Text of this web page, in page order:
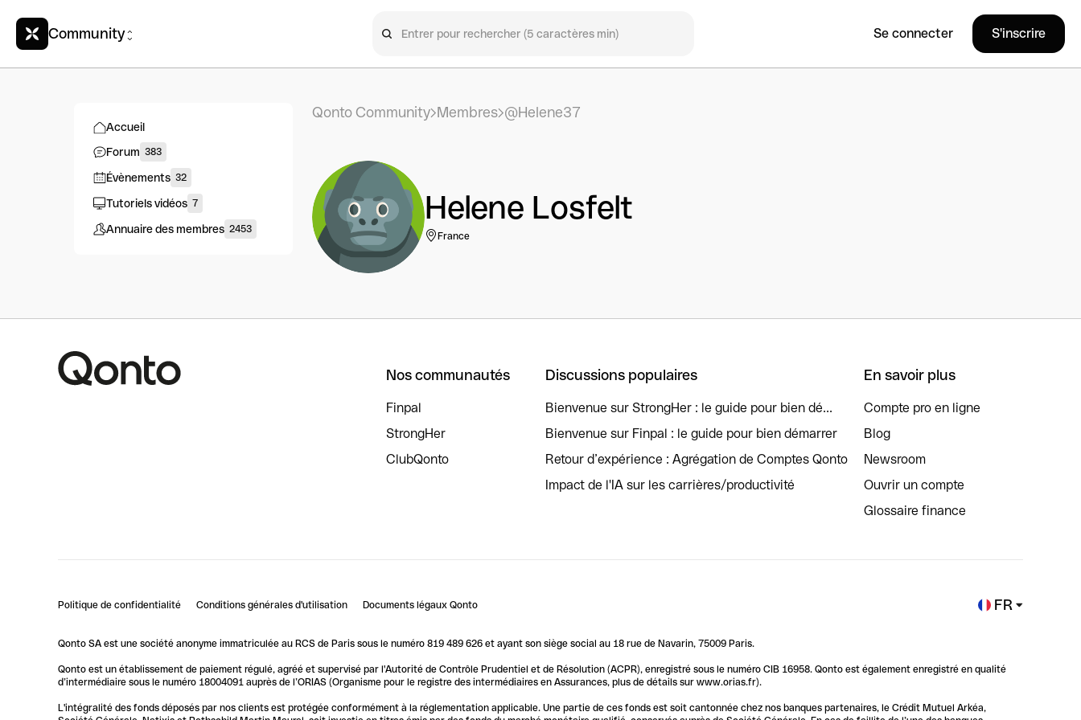
Community Se connecter S'inscrire
Accueil
Forum 383
Évènements 32
Tutoriels vidéos 7
Annuaire des membres 2453
Qonto Community Membres @Helene37
Helene Losfelt
France
Nos communautés
Finpal
StrongHer
ClubQonto
Discussions populaires
Bienvenue sur StrongHer : le guide pour bien dé...
Bienvenue sur Finpal : le guide pour bien démarrer
Retour d’expérience : Agrégation de Comptes Qonto
Impact de l'IA sur les carrières/productivité
En savoir plus
Compte pro en ligne
Blog
Newsroom
Ouvrir un compte
Glossaire finance
Politique de confidentialité Conditions générales d'utilisation Documents légaux Qonto FR
Qonto SA est une société anonyme immatriculée au RCS de Paris sous le numéro 819 489 626 et ayant son siège social au 18 rue de Navarin, 75009 Paris.
Qonto est un établissement de paiement régulé, agréé et supervisé par l'Autorité de Contrôle Prudentiel et de Résolution (ACPR), enregistré sous le numéro CIB 16958. Qonto est également enregistré en qualité
d’intermédiaire sous le numéro 18004091 auprès de l’ORIAS (Organisme pour le registre des intermédiaires en Assurances, plus de détails sur www.orias.fr).
L'intégralité des fonds déposés par nos clients est protégée conformément à la réglementation applicable. Une partie de ces fonds est soit cantonnée chez nos banques partenaires, le Crédit Mutuel Arkéa,